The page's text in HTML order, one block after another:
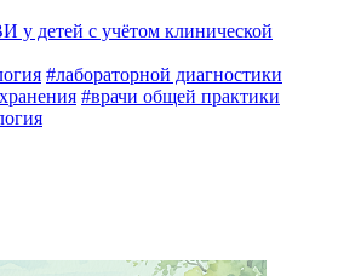
у детей с учётом клинической
#лабораторной диагностики
#врачи общей практики